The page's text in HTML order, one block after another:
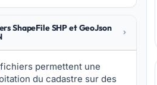
ShapeFile SHP et GeoJson
permettent une
du cadastre sur des